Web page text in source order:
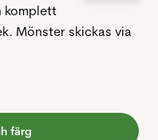
komplett
Mönster skickas via
färg